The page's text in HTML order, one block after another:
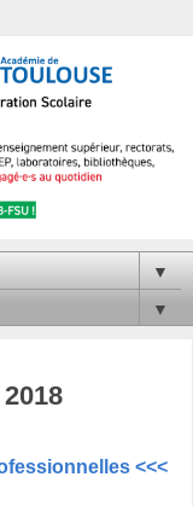
▼
▼
<<<